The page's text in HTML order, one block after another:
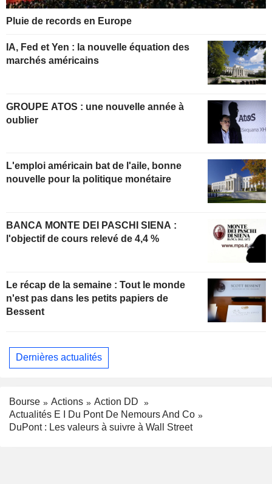
Pluie de records en Europe
IA, Fed et Yen : la nouvelle équation des
marchés américains
GROUPE ATOS : une nouvelle année à
oublier
L'emploi américain bat de l'aile, bonne
nouvelle pour la politique monétaire
BANCA MONTE DEI PASCHI SIENA :
l'objectif de cours relevé de 4,4 %
Le récap de la semaine : Tout le monde
n'est pas dans les petits papiers de
Bessent
Dernières actualités
Bourse Actions
Action DD
Actualités E I Du Pont De Nemours And Co
DuPont : Les valeurs à suivre à Wall Street